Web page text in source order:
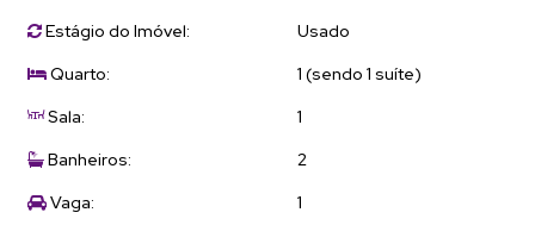
Estágio do Imóvel:
Usado
Quarto:
1 (sendo 1 suíte)
Sala:
1
Banheiros:
2
Vaga:
1